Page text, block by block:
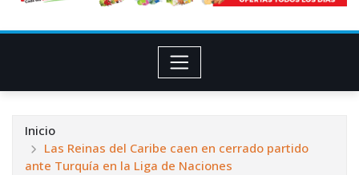
Inicio
Las Reinas del Caribe caen en cerrado partido
ante Turquía en la Liga de Naciones